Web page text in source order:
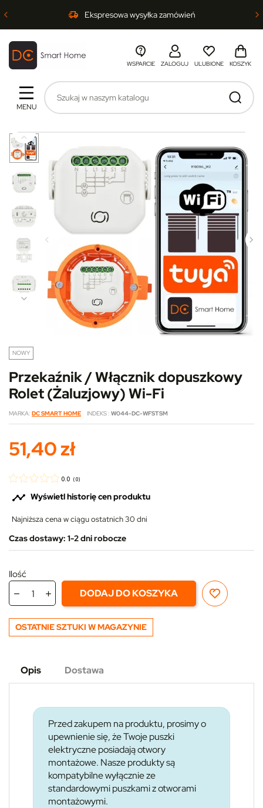
Ekspresowa wysyłka zamówień
MENU
WSPARCIE ZALOGUJ ULUBIONE KOSZYK
NOWY
Przekaźnik / Włącznik dopuszkowy
Rolet (Żaluzjowy) Wi-Fi
MARKA DC SMART HOME INDEKS W044-DC-WFSTSM
51,40 zł
0.0 ( 0)
 Wyświetl historię cen produktu
Najniższa cena w ciągu ostatnich 30 dni
Czas dostawy: 1-2 dni robocze
Ilość
DODAJ DO KOSZYKA
OSTATNIE SZTUKI W MAGAZYNIE
Opis Dostawa
Przed zakupem na produktu, prosimy o
upewnienie się, że Twoje puszki
elektryczne posiadają otwory
montażowe. Nasze produkty są
kompatybilne wyłącznie ze
standardowymi puszkami z otworami
montażowymi.